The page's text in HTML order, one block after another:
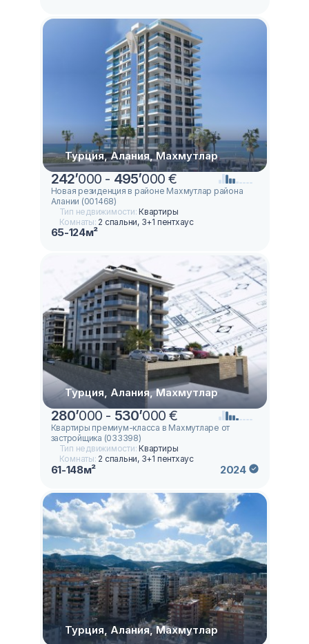
Турция, Алания, Махмутлар
242’000 - 495’000 €
Новая резиденция в районе Махмутлар района
Алании (001468)
Тип недвижимости:Квартиры
Комнаты: 2 спальни, 3+1 пентхаус
65-124м²
Турция, Алания, Махмутлар
280’000 - 530’000 €
Квартиры премиум-класса в Махмутларе от
застройщика (033398)
Тип недвижимости:Квартиры
Комнаты: 2 спальни, 3+1 пентхаус
61-148м² 2024
Турция, Алания, Махмутлар